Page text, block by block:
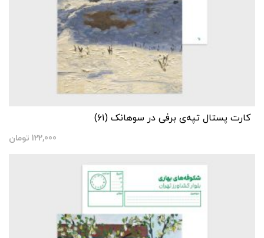
کارت پستال تپه‌ی برفی در سوهانک (۶۱)
122,000 تومان